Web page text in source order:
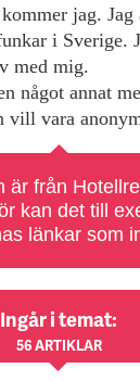
jag.
i Sverige.
med mig.
något annat
vill vara
är från
kan det till
länkar som
Ingår i temat:
56 ARTIKLAR